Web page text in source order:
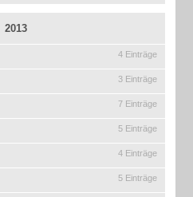
2013
4 Einträge
3 Einträge
7 Einträge
5 Einträge
4 Einträge
5 Einträge